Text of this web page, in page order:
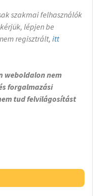
szakmai felhasználók
lépjen be
regisztrált, itt
weboldalon nem
forgalmazási
tud felvilágosítást